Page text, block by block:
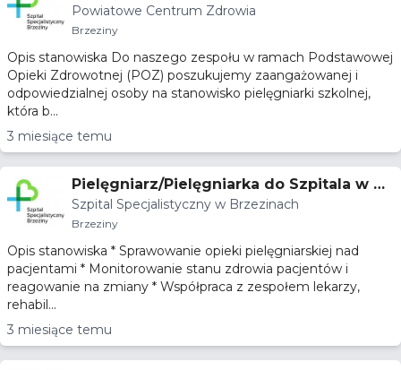
Powiatowe Centrum Zdrowia
Brzeziny
Opis stanowiska Do naszego zespołu w ramach Podstawowej
Opieki Zdrowotnej (POZ) poszukujemy zaangażowanej i
odpowiedzialnej osoby na stanowisko pielęgniarki szkolnej,
która b...
3 miesiące temu
Pielęgniarz/Pielęgniarka do Szpitala w Br
zezinach
Szpital Specjalistyczny w Brzezinach
Brzeziny
Opis stanowiska * Sprawowanie opieki pielęgniarskiej nad
pacjentami * Monitorowanie stanu zdrowia pacjentów i
reagowanie na zmiany * Współpraca z zespołem lekarzy,
rehabil...
3 miesiące temu